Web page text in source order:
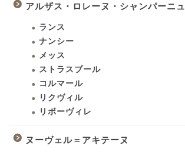
アルザス・ロレーヌ・シャンパーニュ
ランス
ナンシー
メッス
ストラスブール
コルマール
リクヴィル
リボーヴィレ
ヌーヴェル＝アキテーヌ